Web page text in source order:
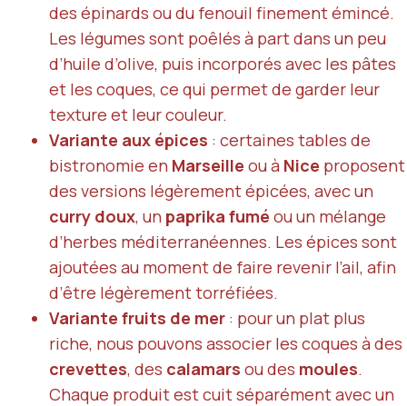
des épinards ou du fenouil finement émincé.
Les légumes sont poêlés à part dans un peu
d’huile d’olive, puis incorporés avec les pâtes
et les coques, ce qui permet de garder leur
texture et leur couleur.
Variante aux épices : certaines tables de
bistronomie en Marseille ou à Nice proposent
des versions légèrement épicées, avec un
curry doux, un paprika fumé ou un mélange
d’herbes méditerranéennes. Les épices sont
ajoutées au moment de faire revenir l’ail, afin
d’être légèrement torréfiées.
Variante fruits de mer : pour un plat plus
riche, nous pouvons associer les coques à des
crevettes, des calamars ou des moules.
Chaque produit est cuit séparément avec un